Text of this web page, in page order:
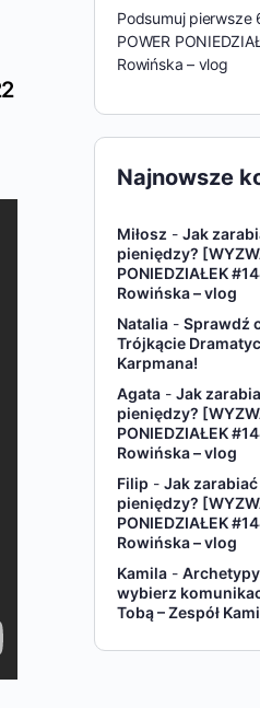
Podsumuj pierwsze
POWER
Rowińska – vlog
Najnowsze
Miłosz - Jak
pieniędzy?
PONIEDZIAŁEK
Rowińska – vlog
Natalia - Sprawdź
Trójkącie
Karpmana!
Agata - Jak
pieniędzy?
PONIEDZIAŁEK
Rowińska – vlog
Filip - Jak
pieniędzy?
PONIEDZIAŁEK
Rowińska – vlog
Kamila -
wybierz
Tobą – Zespół